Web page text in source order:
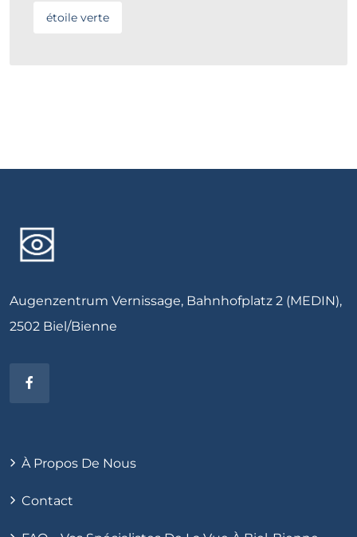
étoile verte
Augenzentrum Vernissage, Bahnhofplatz 2 (MEDIN),
2502 Biel/Bienne
À Propos De Nous
Contact